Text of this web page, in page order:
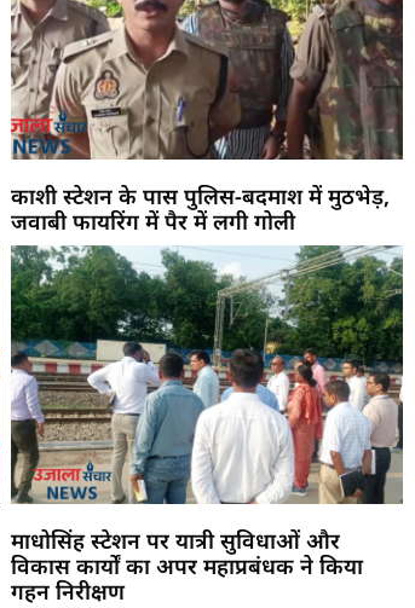
काशी स्टेशन के पास पुलिस-बदमाश में मुठभेड़,
जवाबी फायरिंग में पैर में लगी गोली
माधोसिंह स्टेशन पर यात्री सुविधाओं और
विकास कार्यों का अपर महाप्रबंधक ने किया
गहन निरीक्षण